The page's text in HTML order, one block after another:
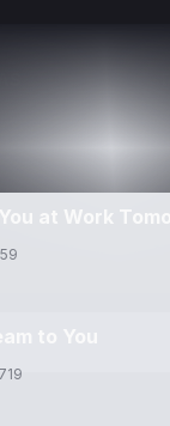
at Work